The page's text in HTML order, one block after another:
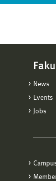
News
Events
Jobs